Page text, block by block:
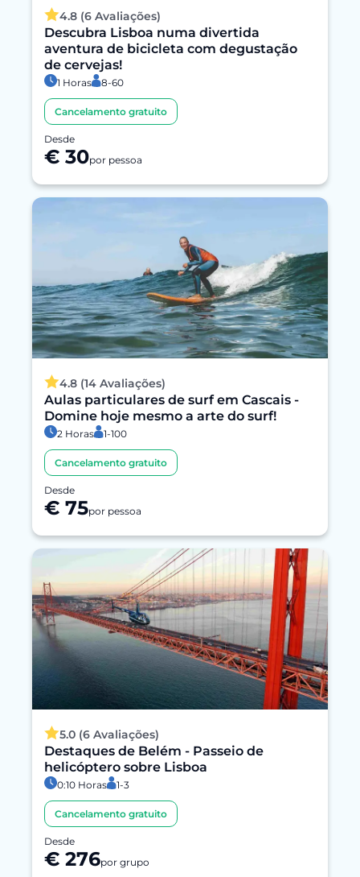
4.8 (6 Avaliações)
Descubra Lisboa numa divertida
aventura de bicicleta com degustação
de cervejas!
1 Horas 8-60
Cancelamento gratuito
Desde
€ 30por pessoa
4.8 (14 Avaliações)
Aulas particulares de surf em Cascais -
Domine hoje mesmo a arte do surf!
2 Horas 1-100
Cancelamento gratuito
Desde
€ 75por pessoa
5.0 (6 Avaliações)
Destaques de Belém - Passeio de
helicóptero sobre Lisboa
0:10 Horas 1-3
Cancelamento gratuito
Desde
€ 276por grupo